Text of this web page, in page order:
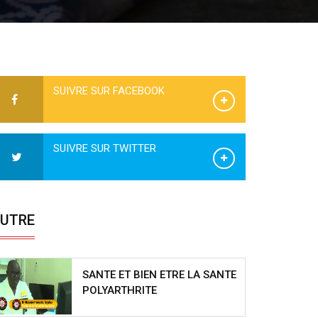
SUIVRE SUR FACEBOOK
SUIVRE SUR TWITTER
SANTE ET BIEN ETRE LA SANTE
POLYARTHRITE